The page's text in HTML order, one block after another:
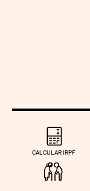
CALCULAR IRPF